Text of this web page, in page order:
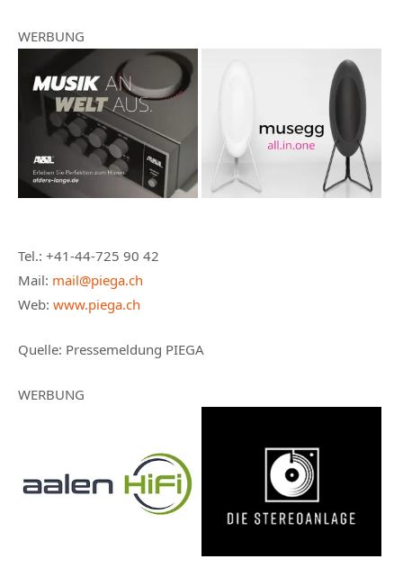
WERBUNG
Tel.: +41-44-725 90 42
Mail: mail@piega.ch
Web: www.piega.ch
Quelle: Pressemeldung PIEGA
WERBUNG